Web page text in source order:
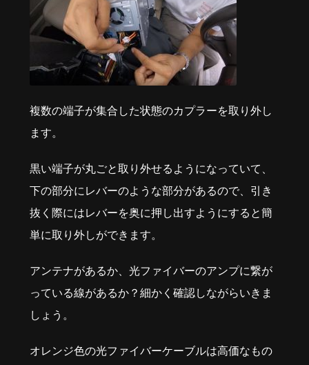
複数の端子が集合した状態のカプラーを取り外し
ます。
黒い端子が丸ごと取り外せるようになっていて、
下の部分にレバーのような部分があるので、引き
抜く際にはレバーを奥に押し出すようにすると簡
単に取り外しができます。
アンテナがあるか、光ファイバーのアンプに繋が
っている線があるか？細かく確認しながらいきま
しょう。
オレンジ色の光ファイバーケーブルは高価なもの